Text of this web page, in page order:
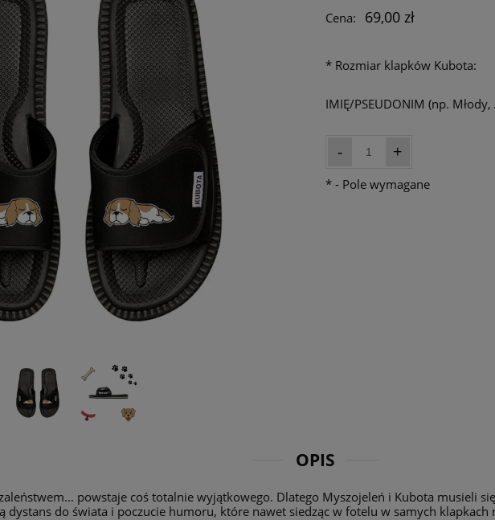
Cena:
69,00 zł
*Rozmiar klapków Kubota:
IMIĘ/PSEUDONIM (np. Młody,
- +
*- Pole wymagane
OPIS
powstaje coś totalnie wyjątkowego. Dlatego Myszojeleń i Kubota musieli
dystans do świata i poczucie humoru, które nawet siedząc w fotelu w samych klapkach